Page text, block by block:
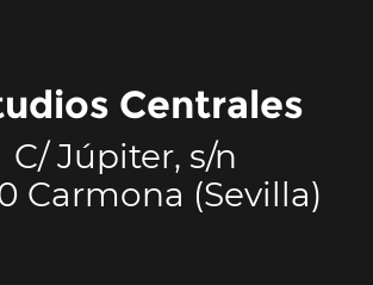
Centrales
C/ Júpiter, s/n
Carmona (Sevilla)